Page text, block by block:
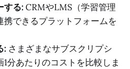
する:CRMやLMS（学習管理
携できるプラットフォームを
: さまざまなサブスクリプシ
1分あたりのコストを比較しま